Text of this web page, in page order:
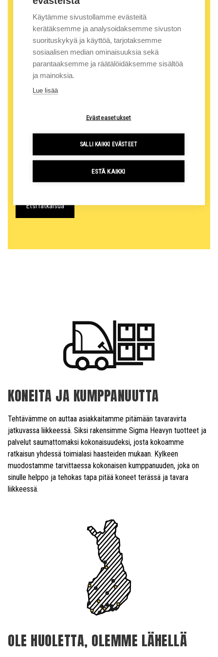
Etsi ratkaisua
KONEITA JA KUMPPANUUTTA
Tehtävämme on auttaa asiakkaitamme pitämään tavaravirta
jatkuvassa liikkeessä. Siksi rakensimme Sigma Heavyn tuotteet ja
palvelut saumattomaksi kokonaisuudeksi, josta kokoamme
ratkaisun yhdessä toimialasi haasteiden mukaan. Kylkeen
muodostamme tarvittaessa kokonaisen kumppanuuden, joka on
sinulle helppo ja tehokas tapa pitää koneet terässä ja tavara
liikkeessä.
OLE HUOLETTA, OLEMME LÄHELLÄ
Käytämme sivustollamme evästeitä
kerätäksemme ja analysoidaksemme sivuston
suorituskykyä ja käyttöä, tarjotaksemme
sosiaalisen median ominaisuuksia sekä
parantaaksemme ja räätälöidäksemme sisältöä
ja mainoksia.
Lue lisää
Evästeasetukset
SALLI KAIKKI EVÄSTEET
ESTÄ KAIKKI